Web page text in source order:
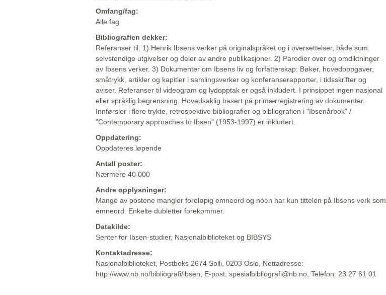
Omfang/fag:
Alle fag
Bibliografien dekker:
Referanser til: 1) Henrik Ibsens verker på originalspråket og i oversettelser, både som
selvstendige utgivelser og deler av andre publikasjoner. 2) Parodier over og omdiktninger
av Ibsens verker. 3) Dokumenter om Ibsens liv og forfatterskap: Bøker, hovedoppgaver,
småtrykk, artikler og kapitler i samlingsverker og konferanserapporter, i tidsskrifter og
aviser. Referanser til videogram og lydopptak er også inkludert. I prinsippet ingen nasjonal
eller språklig begrensning. Hovedsaklig basert på primærregistrering av dokumenter.
Innførsler i flere trykte, retrospektive bibliografier og bibliografien i "Ibsenårbok" /
"Contemporary approaches to Ibsen" (1953-1997) er inkludert.
Oppdatering:
Oppdateres løpende
Antall poster:
Nærmere 40 000
Andre opplysninger:
Mange av postene mangler foreløpig emneord og noen har kun tittelen på Ibsens verk som
emneord. Enkelte dubletter forekommer.
Datakilde:
Senter for Ibsen-studier, Nasjonalbiblioteket og BIBSYS
Kontaktadresse:
Nasjonalbiblioteket, Postboks 2674 Solli, 0203 Oslo, Nettadresse:
http://www.nb.no/bibliografi/ibsen, E-post: spesialbibliografi@nb.no, Telefon: 23 27 61 01